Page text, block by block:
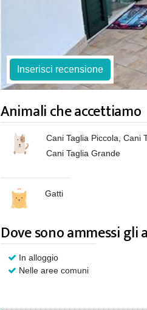
Inserisci recensione
Animali che accettiamo
Cani Taglia Piccola, Cani
Cani Taglia Grande
Gatti
Dove sono ammessi gli
In alloggio
Nelle aree comuni